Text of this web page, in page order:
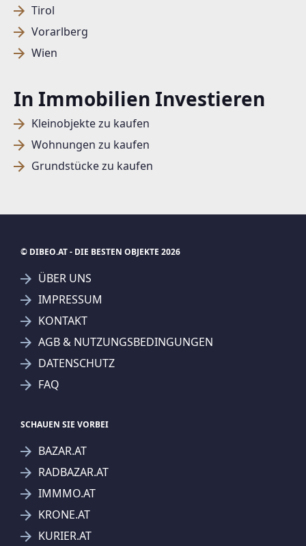
Tirol
Vorarlberg
Wien
In Immobilien Investieren
Kleinobjekte zu kaufen
Wohnungen zu kaufen
Grundstücke zu kaufen
SUCHAGENT ANLEGEN FÜR DIE
AKTUELLEN SUCHKRITERIEN
Treffer verfeinern
© DIBEO.AT - DIE BESTEN OBJEKTE 2026
ÜBER UNS
IMPRESSUM
KONTAKT
AGB & NUTZUNGSBEDINGUNGEN
DATENSCHUTZ
FAQ
SCHAUEN SIE VORBEI
BAZAR.AT
RADBAZAR.AT
IMMMO.AT
KRONE.AT
KURIER.AT